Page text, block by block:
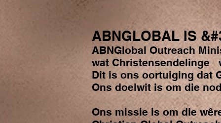
ABNGLOBAL IS
ABNGlobal Outreach
wat Christensendelinge
Dit is ons oortuiging dat
Ons doelwit is om die
Ons missie is om die